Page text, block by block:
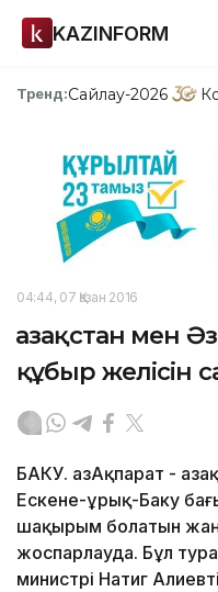
KAZINFORM
Тренд:Сайлау-2026
04:44, 07 Қазан 2016
Қазақстан мен
құбыр желісін
БАКУ. ҚазАқпарат -
Ескене-Құрық-Баку
шақырым болатын
жоспарлауда. Бұл
министрі Натиг